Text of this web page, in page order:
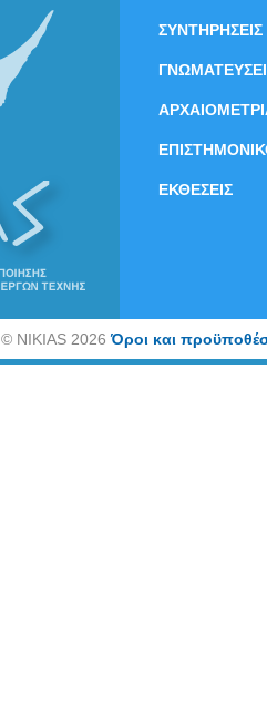
ΣΥΝΤΗΡΗΣΕΙΣ
ΕΚΘΕΣΕΙΣ
©NIKIAS 2026Όροι και